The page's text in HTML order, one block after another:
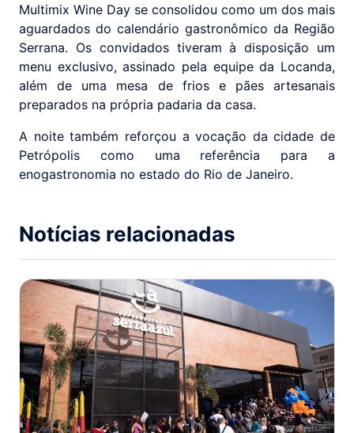
Multimix Wine Day se consolidou como um dos mais
aguardados do calendário gastronômico da Região
Serrana. Os convidados tiveram à disposição um
menu exclusivo, assinado pela equipe da Locanda,
além de uma mesa de frios e pães artesanais
preparados na própria padaria da casa.
A noite também reforçou a vocação da cidade de
Petrópolis como uma referência para a
enogastronomia no estado do Rio de Janeiro.
Notícias relacionadas